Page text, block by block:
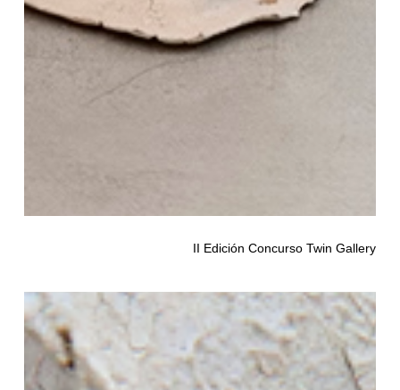
II Edición Concurso Twin Gallery